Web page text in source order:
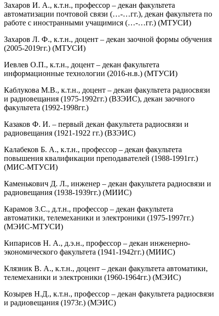
Захаров И. А., к.т.н., профессор – декан факультета
автоматизации почтовой связи (…-…гг.), декан факультета по
работе с иностранными учащимися (…-…гг.) (МТУСИ)
Захаров Л. Ф., к.т.н., доцент – декан заочной формы обучения
(2005-2019гг.) (МТУСИ)
Иевлев О.П., к.т.н., доцент – декан факультета
информационные технологии (2016-н.в.) (МТУСИ)
Каблукова М.В., к.т.н., доцент – декан факультета радиосвязи
и радиовещания (1975-1992гг.) (ВЗЭИС), декан заочного
факультета (1992-1998гг.)
Казаков Ф. И. – первый декан факультета радиосвязи и
радиовещания (1921-1922 гг.) (ВЗЭИС)
Калабеков Б. А., к.т.н., профессор – декан факультета
повышения квалификации преподавателей (1988-1991гг.)
(МИС-МТУСИ)
Каменькович Д. Л., инженер – декан факультета радиосвязи и
радиовещания (1938-1939гг.) (МИИС)
Карамов З.С., д.т.н., профессор – декан факультета
автоматики, теле­механики и электроники (1975-1997гг.)
(МЭИС-МТУСИ)
Кипарисов Н. А., д.э.н., профессор – декан инженерно-
экономического факультета (1941-1942гг.) (МИИС)
Клязник В. А., к.т.н., доцент – декан факультета автоматики,
теле­механики и электроники (1960-1964гг.) (МЭИС)
Козырев Н.Д., к.т.н., профессор – декан факультета радиосвязи
и радиовещания (1973г.) (МЭИС)